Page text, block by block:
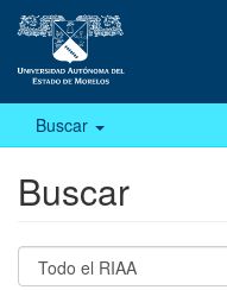
Buscar
Buscar